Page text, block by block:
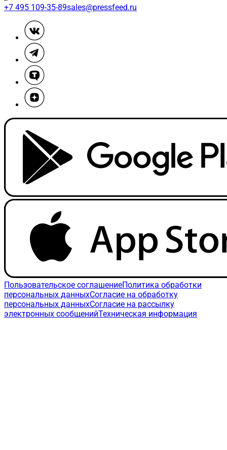
+7 495 109-35-89sales@pressfeed.ru
Пользовательское соглашениеПолитика обработки
персональных данныхСогласие на обработку
персональных данныхСогласие на рассылку
электронных сообщенийТехническая информация